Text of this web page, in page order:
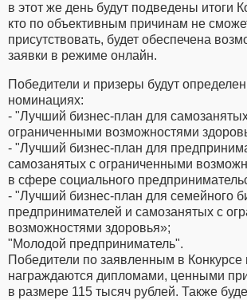
в этот же день будут подведены итоги
кто по объективным причинам не
присутствовать, будет обеспечена
заявки в режиме онлайн.
Победители и призеры будут
номинациях:
- "Лучший бизнес-план для
ограниченными возможностями
- "Лучший бизнес-план для
самозанятых с ограниченными
в сфере социального
- "Лучший бизнес-план для семейного
предпринимателей и самозанятых с
возможностями здоровья»;
"Молодой предприниматель".
Победители по заявленным в
награждаются дипломами, ценными
в размере 115 тысяч рублей. Также